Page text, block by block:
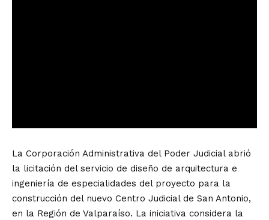
La Corporación Administrativa del Poder Judicial abrió
la licitación del servicio de diseño de arquitectura e
ingeniería de especialidades del proyecto para la
construcción del nuevo Centro Judicial de San Antonio,
en la Región de Valparaíso. La iniciativa considera la